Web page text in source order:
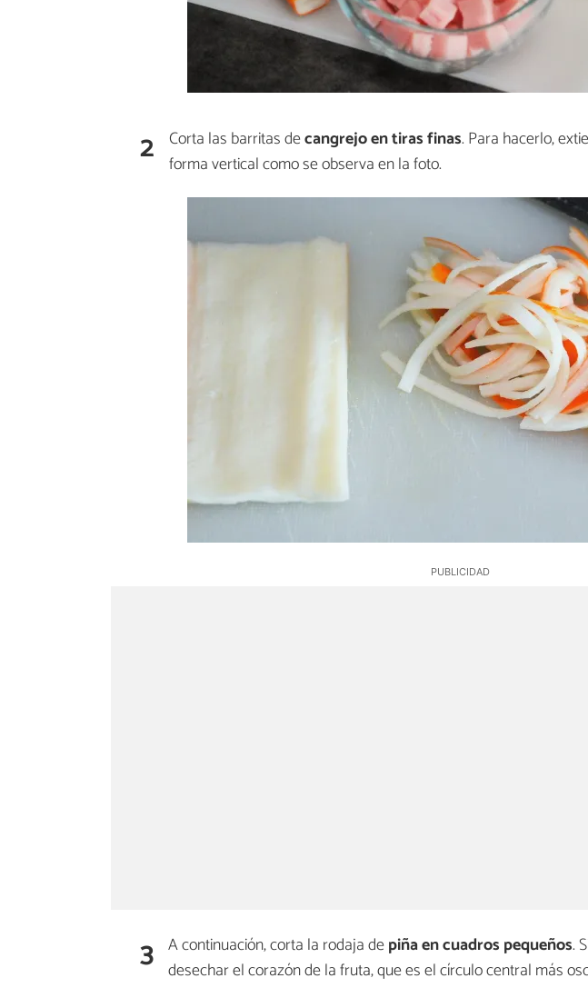
2 Corta las barritas decangrejo en tiras finas. Para hacerlo,
forma vertical como se observa en la foto.
3 A continuación, corta la rodaja depiña en cuadros pequeños.
desechar el corazón de la fruta, que es el círculo central más